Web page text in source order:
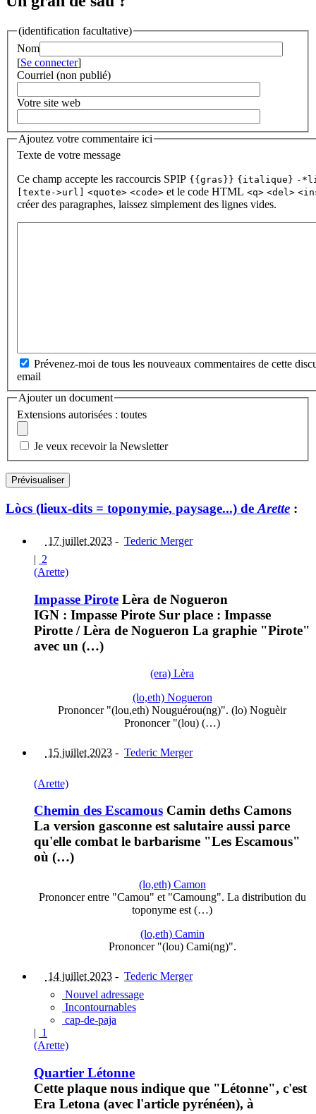
(identification facultative)
Nom
[Se connecter]
Courriel (non publié)
Votre site web
Ajoutez votre commentaire ici
Texte de votre message
Ce champ accepte les raccourcis SPIP {{gras}} {italique} -
[texte->url]
<quote> <code> et le code HTML <q> <del>
créer des paragraphes, laissez simplement des lignes vides.
Prévenez-moi de tous les nouveaux commentaires de cette
email
Ajouter un document
Extensions autorisées : toutes
Je veux recevoir la Newsletter
Lòcs (lieux-dits = toponymie, paysage...) de Arette :
17 juillet 2023 - Tederic Merger
| 2
(Arette)
Impasse Pirote Lèra de Nogueron
IGN : Impasse Pirote Sur place : Impasse
Pirotte / Lèra de Nogueron La graphie "Pirote"
avec un (…)
(era) Lèra
(lo,eth) Nogueron
Prononcer "(lou,eth) Nouguérou(ng)". (lo) Noguèir
Prononcer "(lou) (…)
15 juillet 2023 - Tederic Merger
(Arette)
Chemin des Escamous Camin deths Camons
La version gasconne est salutaire aussi parce
qu'elle combat le barbarisme "Les Escamous"
où (…)
(lo,eth) Camon
Prononcer entre "Camou" et "Camoung". La distribution du
toponyme est (…)
(lo,eth) Camin
Prononcer "(lou) Cami(ng)".
14 juillet 2023 - Tederic Merger
Nouvel adressage
Incontournables
cap-de-paja
| 1
(Arette)
Quartier Létonne
Cette plaque nous indique que "Létonne", c'est
Era Letona (avec l'article pyrénéen), à